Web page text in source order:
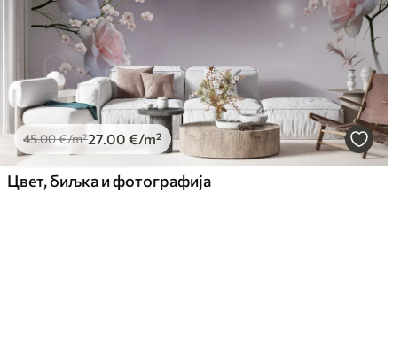
45.00€/m²27.00 €/m²
Цвет, биљка и фотографија